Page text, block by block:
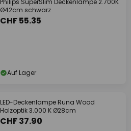
Philips SuperSlim Deckenlampe 2.700K
Ø42cm schwarz
CHF 55.35
Auf Lager
LED-Deckenlampe Runa Wood
Holzoptik 3.000 K Ø28cm
CHF 37.90